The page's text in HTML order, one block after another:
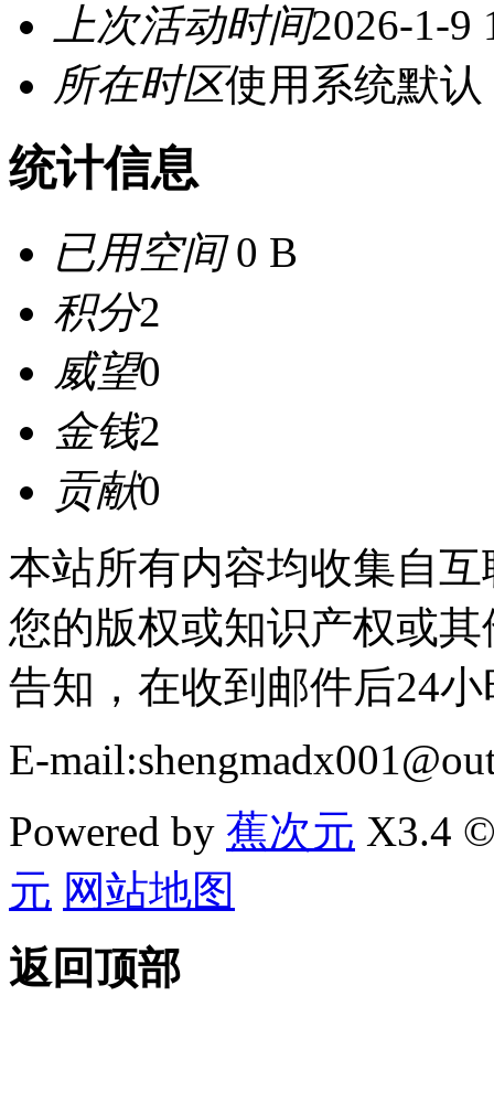
上次活动时间2026-1-9
所在时区使用系统默认
统计信息
已用空间0 B
积分2
威望0
金钱2
贡献0
本站所有内容均收集自
您的版权或知识产权或
告知，在收到邮件后24
E-
Powered by 蕉次元 X3.4
元 网站地图
返回顶部